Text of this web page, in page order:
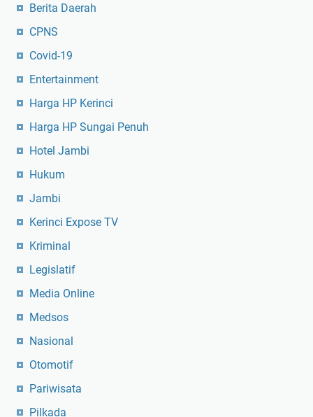
Berita Daerah
CPNS
Covid-19
Entertainment
Harga HP Kerinci
Harga HP Sungai Penuh
Hotel Jambi
Hukum
Jambi
Kerinci Expose TV
Kriminal
Legislatif
Media Online
Medsos
Nasional
Otomotif
Pariwisata
Pilkada